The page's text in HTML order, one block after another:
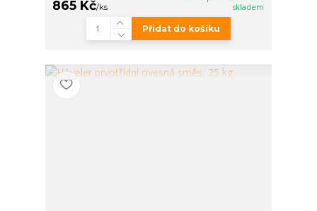
865 Kč/ks
skladem
Přidat do košíku